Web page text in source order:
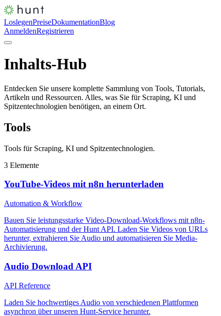
LoslegenPreiseDokumentationBlog
AnmeldenRegistrieren
Inhalts-Hub
Entdecken Sie unsere komplette Sammlung von Tools, Tutorials,
Artikeln und Ressourcen. Alles, was Sie für Scraping, KI und
Spitzentechnologien benötigen, an einem Ort.
Tools
Tools für Scraping, KI und Spitzentechnologien.
3 Elemente
YouTube-Videos mit n8n herunterladen
Automation & Workflow
Bauen Sie leistungsstarke Video-Download-Workflows mit n8n-
Automatisierung und der Hunt API. Laden Sie Videos von URLs
herunter, extrahieren Sie Audio und automatisieren Sie Media-
Archivierung.
Audio Download API
API Reference
Laden Sie hochwertiges Audio von verschiedenen Plattformen
asynchron über unseren Hunt-Service herunter.